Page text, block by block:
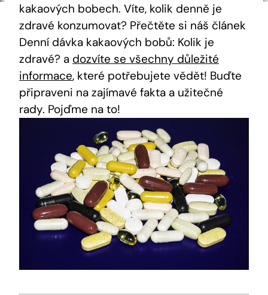
kakaových bobech. Víte, kolik ⁣denně je
zdravé konzumovat? Přečtěte si náš článek
Denní‍ dávka ‌kakaových bobů:‌ Kolik je
zdravé? a dozvíte se všechny důležité
informace, které potřebujete vědět! Buďte
připraveni na zajímavé fakta a užitečné
rady. Pojďme na to!